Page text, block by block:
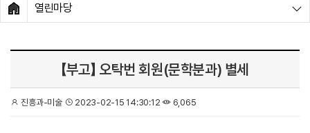
HOME
열린마당
【부고】 오탁번 회원(문학분과) 별세
진흥과-미술 2023-02-15 14:30:12 6,065